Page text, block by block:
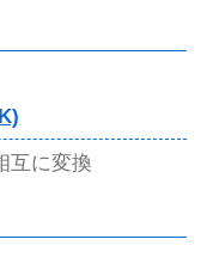
互に変換